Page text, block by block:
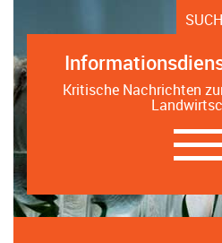
Kritische Nachrichten